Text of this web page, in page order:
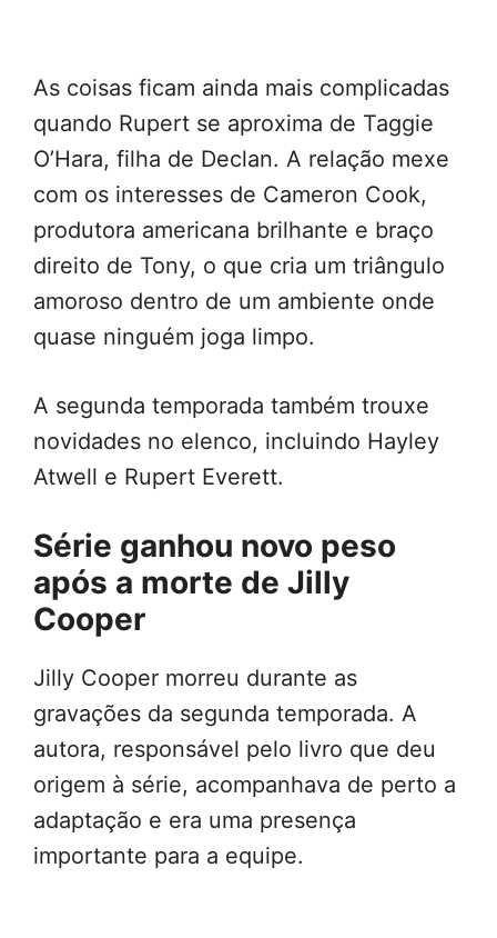
As coisas ficam ainda mais complicadas
quando Rupert se aproxima de Taggie
O’Hara, filha de Declan. A relação mexe
com os interesses de Cameron Cook,
produtora americana brilhante e braço
direito de Tony, o que cria um triângulo
amoroso dentro de um ambiente onde
quase ninguém joga limpo.
A segunda temporada também trouxe
novidades no elenco, incluindo Hayley
Atwell e Rupert Everett.
Série ganhou novo peso
após a morte de Jilly
Cooper
Jilly Cooper morreu durante as
gravações da segunda temporada. A
autora, responsável pelo livro que deu
origem à série, acompanhava de perto a
adaptação e era uma presença
importante para a equipe.